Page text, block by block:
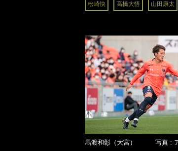
松崎快 高橋大悟 山田康太
馬渡和彰（大宮） 写真 : ア